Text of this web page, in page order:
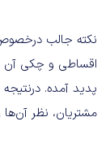
نکته جالب
اقساطی و چکی آن
پدید آمده.
مشتریان، نظر آن‌ها